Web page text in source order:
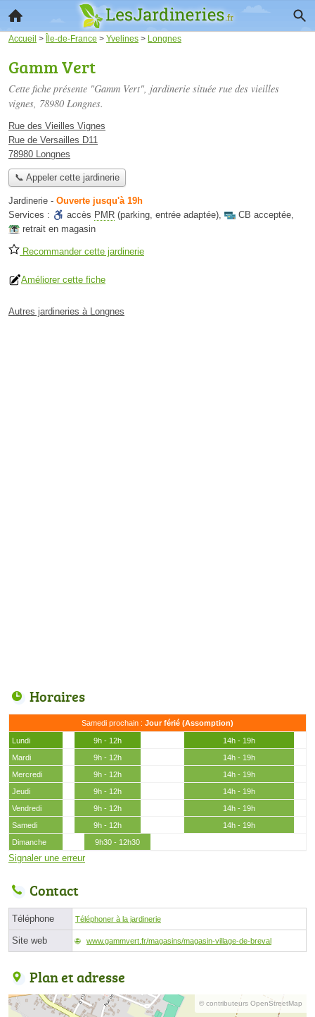
Accueil > Île-de-France > Yvelines > Longnes
Gamm Vert
Cette fiche présente "Gamm Vert", jardinerie située rue des vieilles
vignes, 78980 Longnes.
Rue des Vieilles Vignes
Rue de Versailles D11
78980 Longnes
📞 Appeler cette jardinerie
Jardinerie - Ouverte jusqu'à 19h
Services :
accès PMR (parking, entrée adaptée), CB acceptée,
retrait en magasin
Recommander cette jardinerie
Améliorer cette fiche
Autres jardineries à Longnes
Horaires
Samedi prochain : Jour férié (Assomption)
Lundi 9h - 12h
14h - 19h
Mardi
9h - 12h
14h - 19h
Mercredi
9h - 12h
14h - 19h
Jeudi
9h - 12h
14h - 19h
Vendredi
9h - 12h
14h - 19h
Samedi
9h - 12h
14h - 19h
Dimanche
9h30 - 12h30
Signaler une erreur
Contact
Téléphone Téléphoner à la jardinerie
Site web www.gammvert.fr/magasins/magasin-village-de-breval
Plan et adresse
© contributeurs OpenStreetMap